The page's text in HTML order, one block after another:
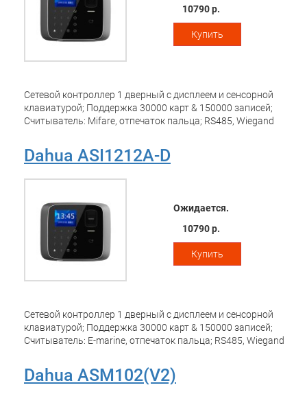
Сетевой контроллер 1 дверный с дисплеем и сенсорной
клавиатурой; Поддержка 30000 карт & 150000 записей;
Считыватель: Mifare, отпечаток пальца; RS485, Wiegand
10790 р.
Купить
Dahua ASI1212A-D
Сетевой контроллер 1 дверный с дисплеем и сенсорной
клавиатурой; Поддержка 30000 карт & 150000 записей;
Считыватель: E-marine, отпечаток пальца; RS485, Wiegand
Ожидается.
10790 р.
Купить
Dahua ASM102(V2)